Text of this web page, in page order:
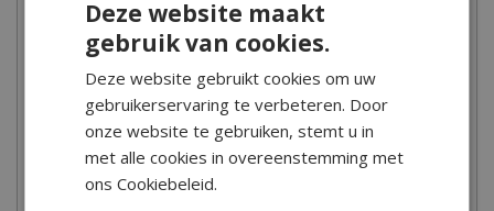
Deze website maakt
gebruik van cookies.
Deze website gebruikt cookies om uw
gebruikerservaring te verbeteren. Door
onze website te gebruiken, stemt u in
met alle cookies in overeenstemming met
ons Cookiebeleid.